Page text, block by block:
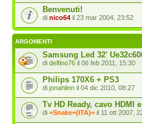
Benvenuti!
di nico64 il 23 mar 2004, 23:52
ARGOMENTI
Samsung Led 32'
di delfino76 il 06 feb 2011, 15:30
Philips 170X6 + PS3
di jonahlinn il 04 dic 2010, 08:27
Tv HD Ready, cavo HDMI
di =Snake=(ITA)= il 11 ott 2007,